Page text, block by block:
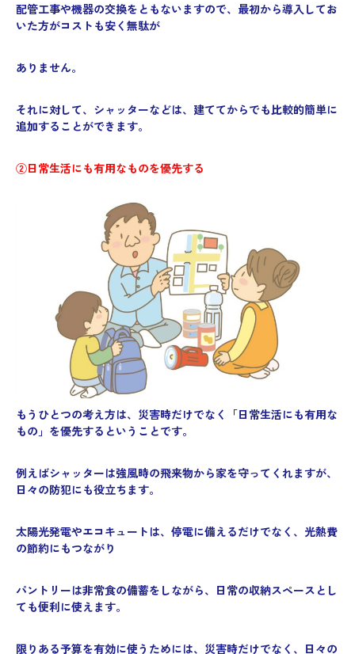
配管工事や機器の交換をともないますので、最初から導入してお
いた方がコストも安く無駄が
ありません。
それに対して、シャッターなどは、建ててからでも比較的簡単に
追加することができます。
②日常生活にも有用なものを優先する
もうひとつの考え方は、災害時だけでなく「日常生活にも有用な
もの」を優先するということです。
例えばシャッターは強風時の飛来物から家を守ってくれますが、
日々の防犯にも役立ちます。
太陽光発電やエコキュートは、停電に備えるだけでなく、光熱費
の節約にもつながり
パントリーは非常食の備蓄をしながら、日常の収納スペースとし
ても便利に使えます。
限りある予算を有効に使うためには、災害時だけでなく、日々の